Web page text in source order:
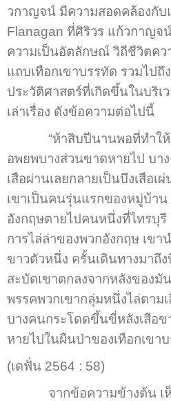
วกาญจน์ มีความสอดคล้องกั
Flanagan ที่ศิริวร แก้วกาญจ
ความเป็นอัตลักษณ์ วิถีชีวิตคว
แถบเทือกเขาบรรทัด รวมไปถึง
ประวัติศาสตร์ที่เกิดขึ้นในบริ
เล่าเรื่อง ดังข้อความต่อไปนี้
“ห้าสิบปีนานพอที่ทำให้เรื่
อพยพบางส่วนขาดหายไป บา
เสือผ่านเลยกลายเป็นบึงเสือเ
เขาเป็นคนรุ่นแรกของหมู่บ้า
อังกฤษตายไปคนหนึ่งที่ไทรบุ
การไล่ล่าของพวกอังกฤษ เข
ขาวตัวหนึ่ง ครั้นเดินทางมาถึง
สะบัดเขาตกลงจากหลังของมั
พรรคพวกเขากลุ่มหนึ่งไล่ตาม
บางคนกระโดดขึ้นขี่หลังเสือข
หายไปในผืนป่าของเทือกเขาบ
(เดฟั่น 2564 : 58)
จากข้อความข้างต้น เห็น